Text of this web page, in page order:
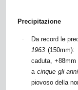
Precipitazione
· Da record le
1963 (150mm):
caduta,
acinque gli
piovoso della